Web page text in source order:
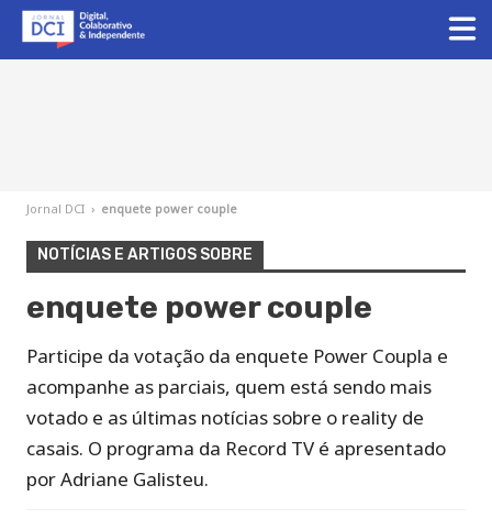
Jornal DCI › enquete power couple
NOTÍCIAS E ARTIGOS SOBRE
enquete power couple
Participe da votação da enquete Power Coupla e
acompanhe as parciais, quem está sendo mais
votado e as últimas notícias sobre o reality de
casais. O programa da Record TV é apresentado
por Adriane Galisteu.